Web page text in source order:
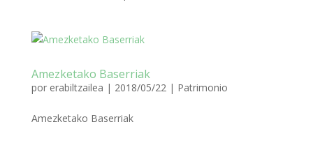
Amezketako Baserriak
por erabiltzailea | 2018/05/22| Patrimonio
Amezketako Baserriak